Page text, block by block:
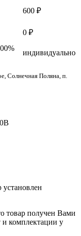
600 ₽
0 ₽
индивидуально
Солнечная Поляна, п.
товар получен Вами
комплектации у